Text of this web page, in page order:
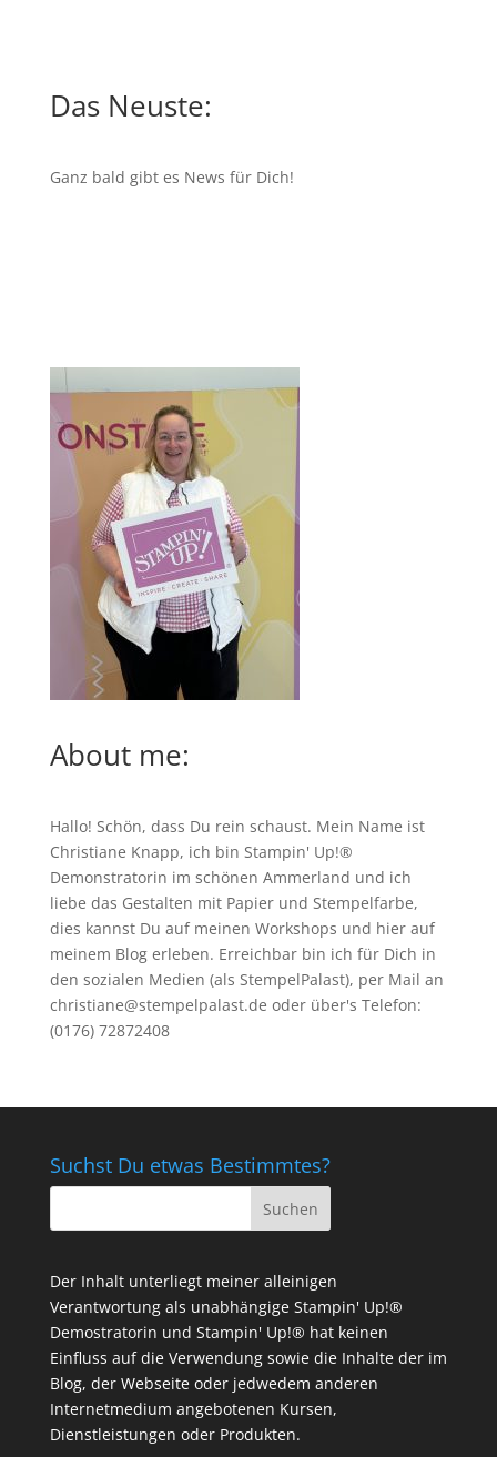
Das Neuste:
Ganz bald gibt es News für Dich!
About me:
Hallo! Schön, dass Du rein schaust. Mein Name ist
Christiane Knapp, ich bin Stampin' Up!®
Demonstratorin im schönen Ammerland und ich
liebe das Gestalten mit Papier und Stempelfarbe,
dies kannst Du auf meinen Workshops und hier auf
meinem Blog erleben. Erreichbar bin ich für Dich in
den sozialen Medien (als StempelPalast), per Mail an
christiane@stempelpalast.de oder über's Telefon:
(0176) 72872408
Suchst Du etwas Bestimmtes?
Der Inhalt unterliegt meiner alleinigen
Verantwortung als unabhängige Stampin' Up!®
Demostratorin und Stampin' Up!® hat keinen
Einfluss auf die Verwendung sowie die Inhalte der im
Blog, der Webseite oder jedwedem anderen
Internetmedium angebotenen Kursen,
Dienstleistungen oder Produkten.